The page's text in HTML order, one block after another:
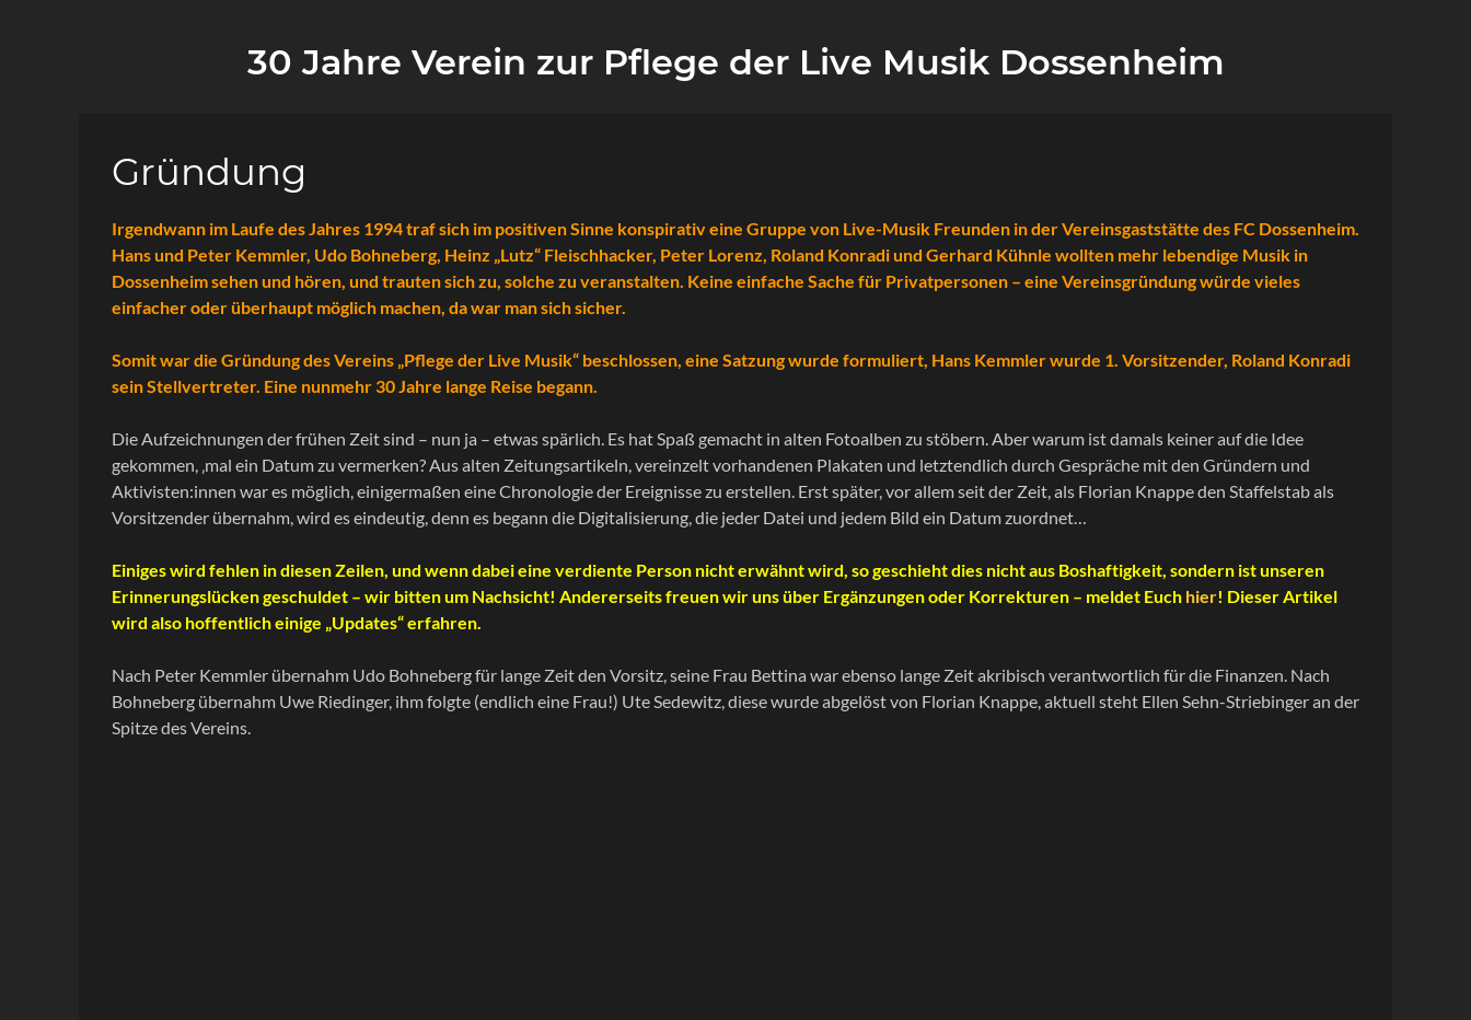
30 Jahre Verein zur Pflege der Live Musik Dossenheim
Gründung
Irgendwann im Laufe des Jahres 1994 traf sich im positiven Sinne konspirativ eine Gruppe von Live-Musik Freunden in der Vereinsgaststätte des FC Dossenheim.
Hans und Peter Kemmler, Udo Bohneberg, Heinz „Lutz“ Fleischhacker, Peter Lorenz, Roland Konradi und Gerhard Kühnle wollten mehr lebendige Musik in
Dossenheim sehen und hören, und trauten sich zu, solche zu veranstalten. Keine einfache Sache für Privatpersonen – eine Vereinsgründung würde vieles
einfacher oder überhaupt möglich machen, da war man sich sicher.
Somit war die Gründung des Vereins „Pflege der Live Musik“ beschlossen, eine Satzung wurde formuliert, Hans Kemmler wurde 1. Vorsitzender, Roland Konradi
sein Stellvertreter. Eine nunmehr 30 Jahre lange Reise begann.
Die Aufzeichnungen der frühen Zeit sind – nun ja – etwas spärlich. Es hat Spaß gemacht in alten Fotoalben zu stöbern. Aber warum ist damals keiner auf die Idee
gekommen, ‚mal ein Datum zu vermerken? Aus alten Zeitungsartikeln, vereinzelt vorhandenen Plakaten und letztendlich durch Gespräche mit den Gründern und
Aktivisten:innen war es möglich, einigermaßen eine Chronologie der Ereignisse zu erstellen. Erst später, vor allem seit der Zeit, als Florian Knappe den Staffelstab als
Vorsitzender übernahm, wird es eindeutig, denn es begann die Digitalisierung, die jeder Datei und jedem Bild ein Datum zuordnet…
Einiges wird fehlen in diesen Zeilen, und wenn dabei eine verdiente Person nicht erwähnt wird, so geschieht dies nicht aus Boshaftigkeit, sondern ist unseren
Erinnerungslücken geschuldet – wir bitten um Nachsicht! Andererseits freuen wir uns über Ergänzungen oder Korrekturen – meldet Euch hier! Dieser Artikel
wird also hoffentlich einige „Updates“ erfahren.
Nach Peter Kemmler übernahm Udo Bohneberg für lange Zeit den Vorsitz, seine Frau Bettina war ebenso lange Zeit akribisch verantwortlich für die Finanzen. Nach
Bohneberg übernahm Uwe Riedinger, ihm folgte (endlich eine Frau!) Ute Sedewitz, diese wurde abgelöst von Florian Knappe, aktuell steht Ellen Sehn-Striebinger an der
Spitze des Vereins.